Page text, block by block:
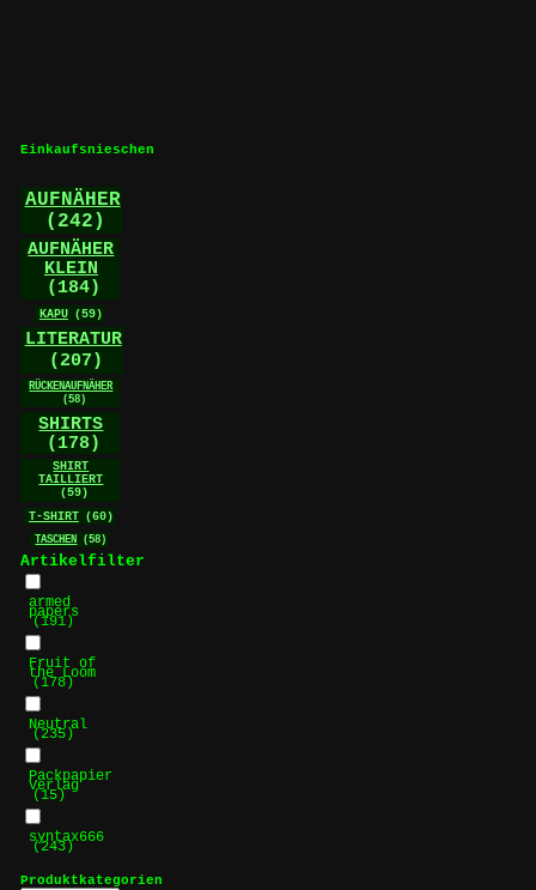
Einkaufsnieschen
AUFNÄHER
(242)
AUFNÄHER
KLEIN
(184)
KAPU (59)
LITERATUR
(207)
RÜCKENAUFNÄHER
(58)
SHIRTS
(178)
SHIRT
TAILLIERT
(59)
T-SHIRT (60)
TASCHEN
(58)
Artikelfilter
armed
papers
(191)
Fruit of
the Loom
(178)
Neutral
(235)
Packpapier
Verlag
(15)
syntax666
(243)
Produktkategorien